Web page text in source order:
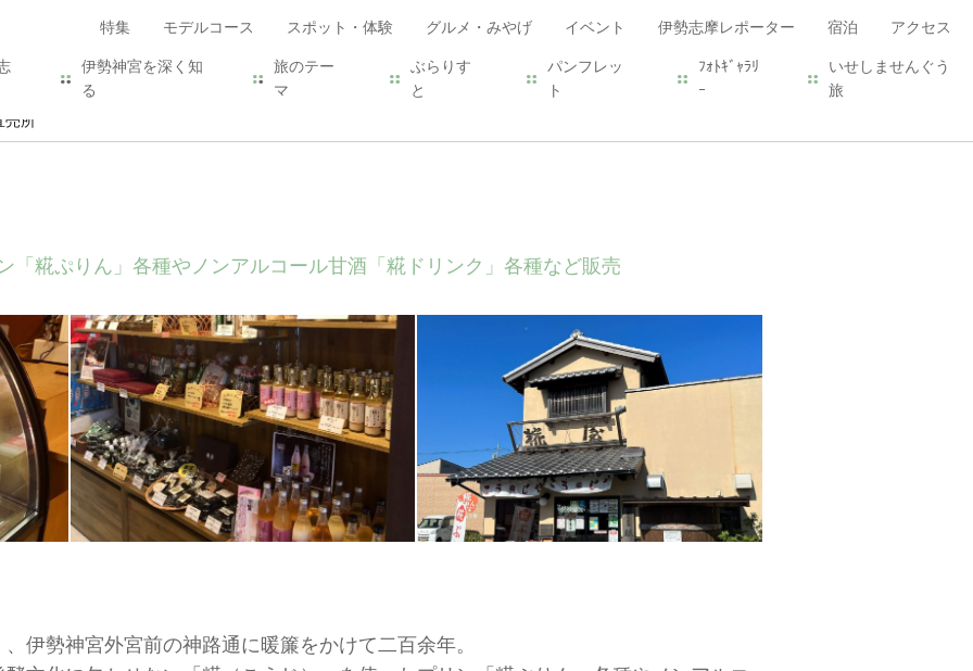
特集 モデルコース スポット・体験 グルメ・みやげ イベント 伊勢志摩レポーター 宿泊 アクセス
伊勢神宮を深く知
る
旅のテー
マ
ぶらりす
と
パンフレッ
ト
ﾌｫﾄｷﾞｬﾗﾘ
ｰ
いせしませんぐう
旅
所
「糀ぷりん」各種やノンアルコール甘酒「糀ドリンク」各種など販売
伊勢神宮外宮前の神路通に暖簾をかけて二百余年。